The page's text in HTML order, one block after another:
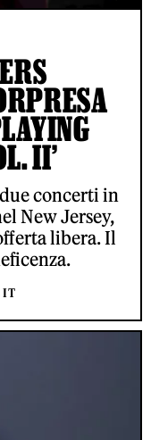
II’
concerti in
New Jersey,
libera. Il
IT